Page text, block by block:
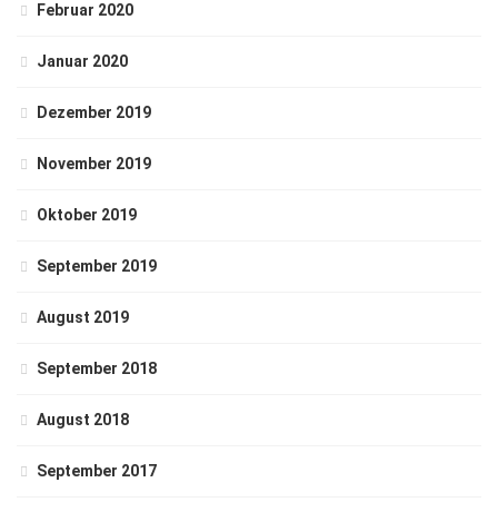
Februar 2020
Januar 2020
Dezember 2019
November 2019
Oktober 2019
September 2019
August 2019
September 2018
August 2018
September 2017